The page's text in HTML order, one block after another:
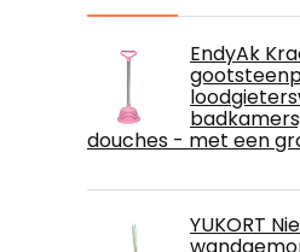
EndyAk
douches - met een
YUKORT